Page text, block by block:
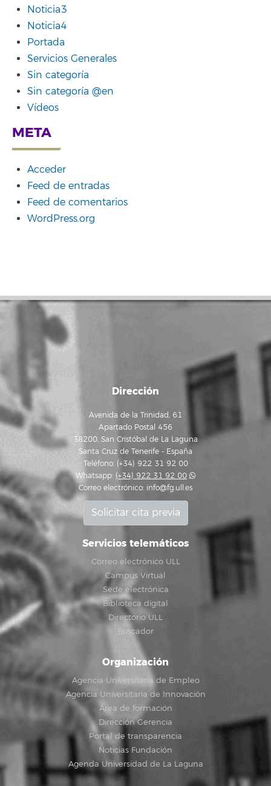
Noticia3
Noticia4
Portada
Servicios Generales
Sin categoría
Sin categoría @en
Vídeos
META
Acceder
Feed de entradas
Feed de comentarios
WordPress.org
Dirección
Avenida de la Trinidad, 61
Apartado Postal 456
38200, San Cristóbal de La Laguna
Santa Cruz de Tenerife - España
Teléfono: (+34) 922 31 92 00
Whatsapp: (+34) 922 31 92 00
Correo electrónico: info@fg.ull.es
Solicitar cita previa
Servicios telemáticos
Correo electrónico ULL
Campus Virtual
Sede electrónica
Biblioteca digital
Directorio ULL
Buscador
Organización
Agencia Universitaria de Empleo
Agencia Universitaria de Innovación
Área de formación
Dirección Gerencia
Portal de transparencia
Noticias Fundación
Agenda Universidad de La Laguna